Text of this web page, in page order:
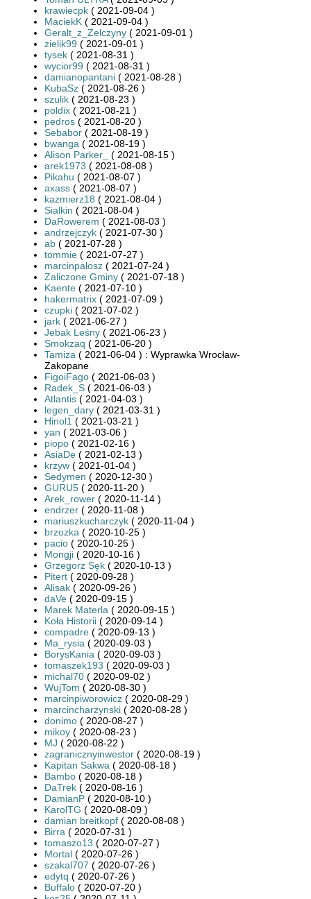
krawiecpk ( 2021-09-04 )
MaciekK ( 2021-09-04 )
Geralt_z_Zelczyny ( 2021-09-01 )
zielik99 ( 2021-09-01 )
tysek ( 2021-08-31 )
wycior99 ( 2021-08-31 )
damianopantani ( 2021-08-28 )
KubaSz ( 2021-08-26 )
szulik ( 2021-08-23 )
poldix ( 2021-08-21 )
pedros ( 2021-08-20 )
Sebabor ( 2021-08-19 )
bwanga ( 2021-08-19 )
Alison Parker_
( 2021-08-15 )
arek1973 ( 2021-08-08 )
Pikahu ( 2021-08-07 )
axass ( 2021-08-07 )
kazmierz18 ( 2021-08-04 )
Sialkin ( 2021-08-04 )
DaRowerem ( 2021-08-03 )
andrzejczyk ( 2021-07-30 )
ab ( 2021-07-28 )
tommie ( 2021-07-27 )
marcinpalosz ( 2021-07-24 )
Zaliczone Gminy ( 2021-07-18 )
Kaente ( 2021-07-10 )
hakermatrix ( 2021-07-09 )
czupki ( 2021-07-02 )
jark ( 2021-06-27 )
Jebak Leśny ( 2021-06-23 )
Smokzaq ( 2021-06-20 )
Tamiza ( 2021-06-04 ) : Wyprawka Wrocław-
Zakopane
FigoiFago ( 2021-06-03 )
Radek_S ( 2021-06-03 )
Atlantis ( 2021-04-03 )
legen_dary ( 2021-03-31 )
Hinol1 ( 2021-03-21 )
yan ( 2021-03-06 )
piopo ( 2021-02-16 )
AsiaDe ( 2021-02-13 )
krzyw ( 2021-01-04 )
Sedymen ( 2020-12-30 )
GURU5 ( 2020-11-20 )
Arek_rower ( 2020-11-14 )
endrzer ( 2020-11-08 )
mariuszkucharczyk ( 2020-11-04 )
brzozka ( 2020-10-25 )
pacio ( 2020-10-25 )
Mongji ( 2020-10-16 )
Grzegorz Sęk ( 2020-10-13 )
Pitert ( 2020-09-28 )
Alisak ( 2020-09-26 )
daVe ( 2020-09-15 )
Marek Materla ( 2020-09-15 )
Koła Historii ( 2020-09-14 )
compadre ( 2020-09-13 )
Ma_rysia ( 2020-09-03 )
BorysKania ( 2020-09-03 )
tomaszek193 ( 2020-09-03 )
michal70 ( 2020-09-02 )
WujTom ( 2020-08-30 )
marcinpiworowicz ( 2020-08-29 )
marcincharzynski ( 2020-08-28 )
donimo ( 2020-08-27 )
mikoy ( 2020-08-23 )
MJ ( 2020-08-22 )
zagranicznyinwestor ( 2020-08-19 )
Kapitan Sakwa ( 2020-08-18 )
Bambo ( 2020-08-18 )
DaTrek ( 2020-08-16 )
DamianP ( 2020-08-10 )
KarolTG ( 2020-08-09 )
damian breitkopf ( 2020-08-08 )
Birra ( 2020-07-31 )
tomaszo13 ( 2020-07-27 )
Mortal ( 2020-07-26 )
szakal707 ( 2020-07-26 )
edytq ( 2020-07-26 )
Buffalo ( 2020-07-20 )